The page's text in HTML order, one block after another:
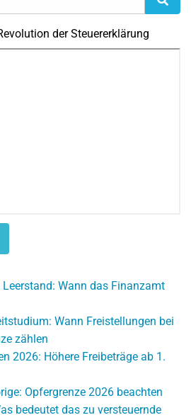
der Steuererklärung
Wann das Finanzamt
Wann Freistellungen bei
zählen
2026: Höhere Freibeträge ab 1.
Opfergrenze 2026 beachten
bedeutet das zu versteuernde